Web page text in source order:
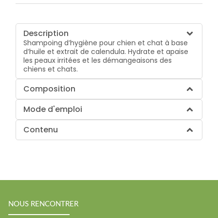
Description
Shampoing d’hygiène pour chien et chat à base
d’huile et extrait de calendula. Hydrate et apaise
les peaux irritées et les démangeaisons des
chiens et chats.
Composition
Mode d'emploi
Contenu
NOUS RENCONTRER